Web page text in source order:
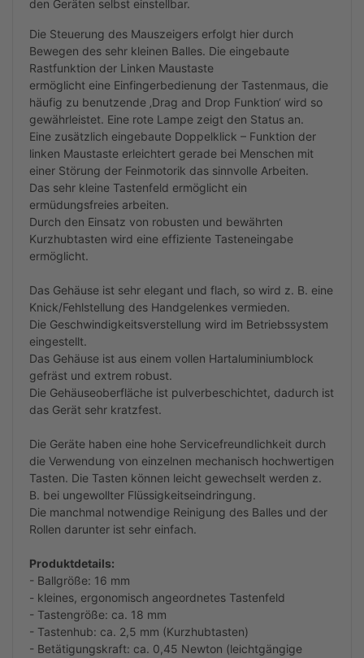
den Geräten selbst einstellbar.
Die Steuerung des Mauszeigers erfolgt hier durch
Bewegen des sehr kleinen Balles. Die eingebaute
Rastfunktion der Linken Maustaste
ermöglicht eine Einfingerbedienung der Tastenmaus, die
häufig zu benutzende ‚Drag and Drop Funktion‘ wird so
gewährleistet. Eine rote Lampe zeigt den Status an.
Eine zusätzlich eingebaute Doppelklick – Funktion der
linken Maustaste erleichtert gerade bei Menschen mit
einer Störung der Feinmotorik das sinnvolle Arbeiten.
Das sehr kleine Tastenfeld ermöglicht ein
ermüdungsfreies arbeiten.
Durch den Einsatz von robusten und bewährten
Kurzhubtasten wird eine effiziente Tasteneingabe
ermöglicht.
Das Gehäuse ist sehr elegant und flach, so wird z. B. eine
Knick/Fehlstellung des Handgelenkes vermieden.
Die Geschwindigkeitsverstellung wird im Betriebssystem
eingestellt.
Das Gehäuse ist aus einem vollen Hartaluminiumblock
gefräst und extrem robust.
Die Gehäuseoberfläche ist pulverbeschichtet, dadurch ist
das Gerät sehr kratzfest.
Die Geräte haben eine hohe Servicefreundlichkeit durch
die Verwendung von einzelnen mechanisch hochwertigen
Tasten. Die Tasten können leicht gewechselt werden z.
B. bei ungewollter Flüssigkeitseindringung.
Die manchmal notwendige Reinigung des Balles und der
Rollen darunter ist sehr einfach.
Produktdetails:
- Ballgröße: 16 mm
- kleines, ergonomisch angeordnetes Tastenfeld
- Tastengröße: ca. 18 mm
- Tastenhub: ca. 2,5 mm (Kurzhubtasten)
- Betätigungskraft: ca. 0,45 Newton (leichtgängige